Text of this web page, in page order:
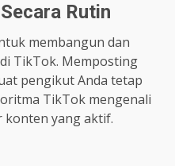
Rutin
membangun dan
TikTok. Memposting
pengikut Anda tetap
TikTok mengenali
konten yang aktif.